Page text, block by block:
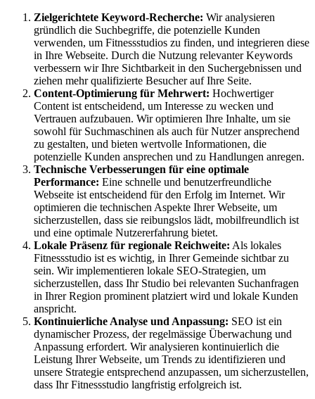
Zielgerichtete Keyword-Recherche: Wir analysieren
gründlich die Suchbegriffe, die potenzielle Kunden
verwenden, um Fitnessstudios zu finden, und integrieren diese
in Ihre Webseite. Durch die Nutzung relevanter Keywords
verbessern wir Ihre Sichtbarkeit in den Suchergebnissen und
ziehen mehr qualifizierte Besucher auf Ihre Seite.
Content-Optimierung für Mehrwert: Hochwertiger
Content ist entscheidend, um Interesse zu wecken und
Vertrauen aufzubauen. Wir optimieren Ihre Inhalte, um sie
sowohl für Suchmaschinen als auch für Nutzer ansprechend
zu gestalten, und bieten wertvolle Informationen, die
potenzielle Kunden ansprechen und zu Handlungen anregen.
Technische Verbesserungen für eine optimale
Performance: Eine schnelle und benutzerfreundliche
Webseite ist entscheidend für den Erfolg im Internet. Wir
optimieren die technischen Aspekte Ihrer Webseite, um
sicherzustellen, dass sie reibungslos lädt, mobilfreundlich ist
und eine optimale Nutzererfahrung bietet.
Lokale Präsenz für regionale Reichweite: Als lokales
Fitnessstudio ist es wichtig, in Ihrer Gemeinde sichtbar zu
sein. Wir implementieren lokale SEO-Strategien, um
sicherzustellen, dass Ihr Studio bei relevanten Suchanfragen
in Ihrer Region prominent platziert wird und lokale Kunden
anspricht.
Kontinuierliche Analyse und Anpassung: SEO ist ein
dynamischer Prozess, der regelmässige Überwachung und
Anpassung erfordert. Wir analysieren kontinuierlich die
Leistung Ihrer Webseite, um Trends zu identifizieren und
unsere Strategie entsprechend anzupassen, um sicherzustellen,
dass Ihr Fitnessstudio langfristig erfolgreich ist.